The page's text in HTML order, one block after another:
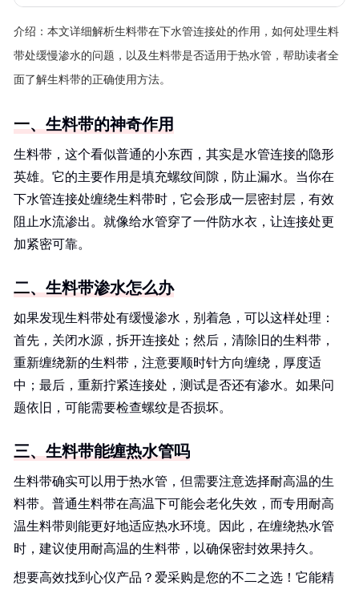
介绍： 本文详细解析生料带在下水管连接处的作用，如何处理生料
带处缓慢渗水的问题，以及生料带是否适用于热水管，帮助读者全
面了解生料带的正确使用方法。
一、生料带的神奇作用
生料带，这个看似普通的小东西，其实是水管连接的隐形
英雄。它的主要作用是填充螺纹间隙，防止漏水。当你在
下水管连接处缠绕生料带时，它会形成一层密封层，有效
阻止水流渗出。就像给水管穿了一件防水衣，让连接处更
加紧密可靠。
二、生料带渗水怎么办
如果发现生料带处有缓慢渗水，别着急，可以这样处理：
首先，关闭水源，拆开连接处；然后，清除旧的生料带，
重新缠绕新的生料带，注意要顺时针方向缠绕，厚度适
中；最后，重新拧紧连接处，测试是否还有渗水。如果问
题依旧，可能需要检查螺纹是否损坏。
三、生料带能缠热水管吗
生料带确实可以用于热水管，但需要注意选择耐高温的生
料带。普通生料带在高温下可能会老化失效，而专用耐高
温生料带则能更好地适应热水环境。因此，在缠绕热水管
时，建议使用耐高温的生料带，以确保密封效果持久。
想要高效找到心仪产品？爱采购是您的不二之选！它能精